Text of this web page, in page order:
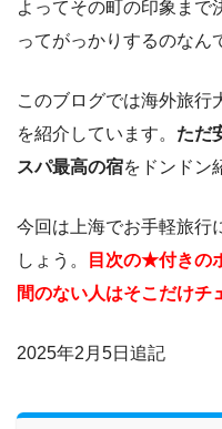
よってその町の印象まで
ってがっかりするのなん
このブログでは海外旅行
を紹介しています。 ただ
スパ最高の宿をドンドン
今回は上海でお手軽旅行
しょう。
目次の★付きの
間のない人はそこだけチ
2025年2月5日追記